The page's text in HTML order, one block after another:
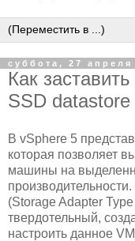
суббота, 27 апреля
Как
SSD datastore
В vSphere 5
которая позволяет
машины на
(Storage Adapter
твердотельный,
настроить данное